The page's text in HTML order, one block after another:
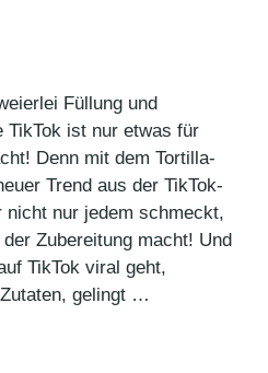
Füllung und
TikTok ist nur etwas für
Denn mit dem Tortilla-
Trend aus der TikTok-
nicht nur jedem schmeckt,
Zubereitung macht! Und
TikTok viral geht,
gelingt …